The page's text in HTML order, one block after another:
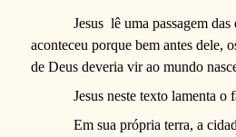
Jesus lê uma passagem
aconteceu porque bem antes dele,
de Deus deveria vir ao mundo
Jesus neste texto lamenta o
Em sua própria terra, a